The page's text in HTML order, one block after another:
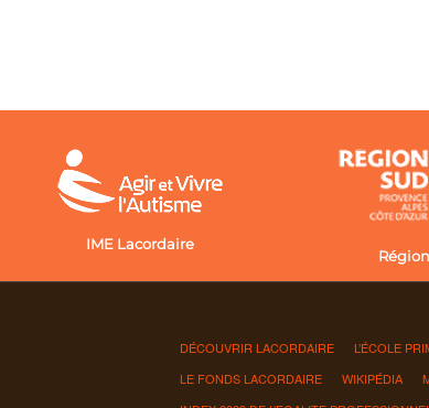
IME Lacordaire
DÉCOUVRIR LACORDAIRE L’ÉCOLE
LE FONDS LACORDAIRE
WIKIPÉDIA